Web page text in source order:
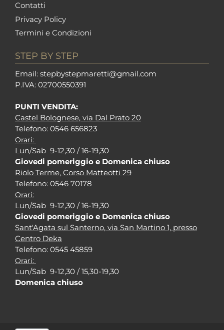
Contatti
Privacy Policy
Termini e Condizioni
STEP BY STEP
Email: stepbystepmaretti@gmail.com
P.IVA: 02700550391
PUNTI VENDITA:
Castel Bolognese, via Dal Prato 20
Telefono: 0546 656823
Orari:
Lun/Sab 9-12,30 / 16-19,30
Giovedi pomeriggio e Domenica chiuso
Riolo Terme, Corso Matteotti 29
Telefono: 0546 70178
Orari:
Lun/Sab 9-12,30 / 16-19,30
Giovedi pomeriggio e Domenica chiuso
Sant'Agata sul Santerno, via San Martino 1, presso
Centro Deka
Telefono: 0545 45859
Orari:
Lun/Sab 9-12,30 / 15,30-19,30
Domenica chiuso